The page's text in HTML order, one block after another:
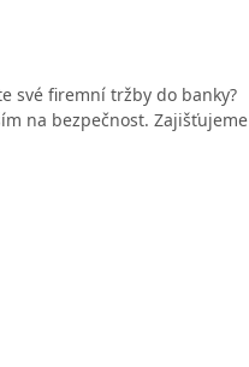
své firemní tržby do banky?
na bezpečnost. Zajišťujeme